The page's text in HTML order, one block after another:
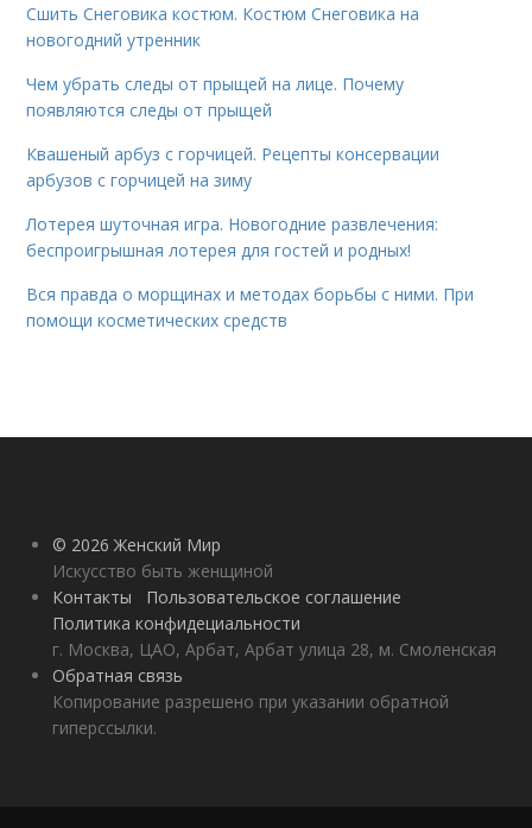
Сшить Снеговика костюм. Костюм Снеговика на
новогодний утренник
Чем убрать следы от прыщей на лице. Почему
появляются следы от прыщей
Квашеный арбуз с горчицей. Рецепты консервации
арбузов с горчицей на зиму
Лотерея шуточная игра. Новогодние развлечения:
беспроигрышная лотерея для гостей и родных!
Вся правда о морщинах и методах борьбы с ними. При
помощи косметических средств
© 2026 Женский Мир
Искусство быть женщиной
Контакты
Пользовательское соглашение
Политика конфидециальности
г. Москва, ЦАО, Арбат, Арбат улица 28, м. Смоленская
Обратная связь
Копирование разрешено при указании обратной
гиперссылки.